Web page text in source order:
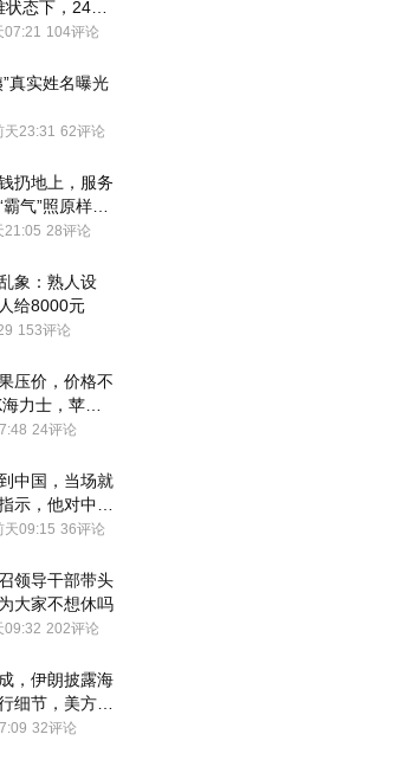
态下，2400
在巷子里收废
07:21 104评论
”真实姓名曝光
天23:31 62评论
扔地上，服务
气”照原样扔
21:05 28评论
象：熟人设
给8000元
153评论
压价，价格不
力士，苹果
24评论
中国，当场就
示，他对中国
显然又有了新
天09:15 36评论
领导干部带头
大家不想休吗
09:32 202评论
，伊朗披露海
细节，美方再
32评论